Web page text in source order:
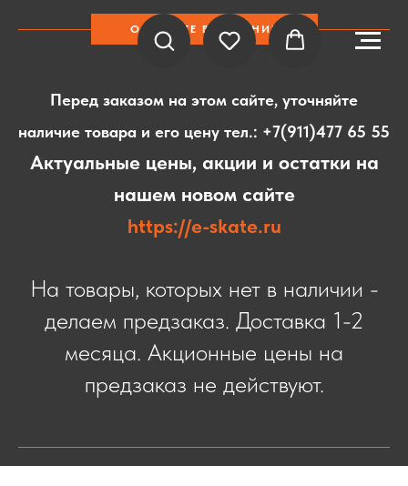
ОБРАТИТЕ ВНИМАНИЕ
Перед заказом на этом сайте, уточняйте
наличие товара и его цену тел.: +7(911)477 65 55
Актуальные цены, акции и остатки на
нашем новом сайте
https://e-skate.ru
На товары, которых нет в наличии -
делаем предзаказ. Доставка 1-2
месяца. Акционные цены на
предзаказ не действуют.